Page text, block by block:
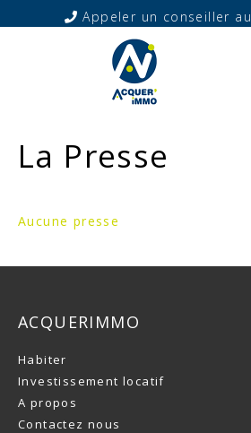
Appeler un conseiller au
La Presse
Aucune presse
ACQUERIMMO
Habiter
Investissement locatif
A propos
Contactez nous